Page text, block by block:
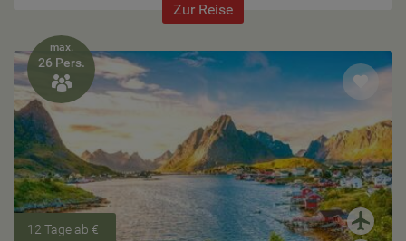
Zur Reise
max.
26 Pers.

12 Tage ab €